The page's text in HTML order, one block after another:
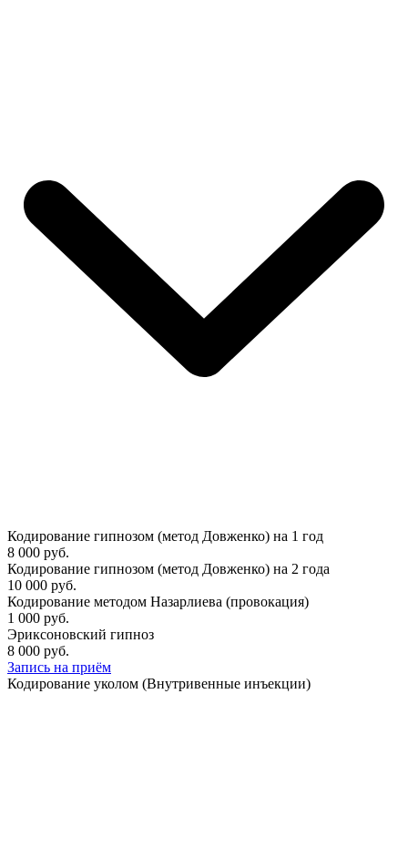
Кодирование гипнозом (метод Довженко) на 1 год
8 000 руб.
Кодирование гипнозом (метод Довженко) на 2 года
10 000 руб.
Кодирование методом Назарлиева (провокация)
1 000 руб.
Эриксоновский гипноз
8 000 руб.
Запись на приём
Кодирование уколом (Внутривенные инъекции)